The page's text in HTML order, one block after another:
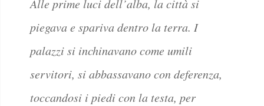
Alle prime luci dell’alba, la città si
piegava e spariva dentro la terra. I
palazzi si inchinavano come umili
servitori, si abbassavano con deferenza,
toccandosi i piedi con la testa, per